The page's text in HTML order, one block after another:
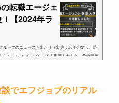
転職エージェ
【2024年ラ
ループのニュースも出たり（出典：忘年会復活、居
ットコム）インバウンドも復活したりと、飲食業界
でエフジョブのリアル